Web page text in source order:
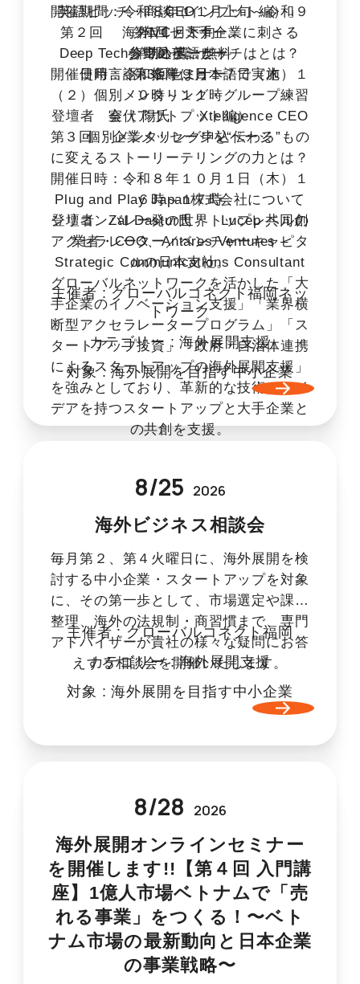
CEO
第２回 海外VC・大手企業に刺さる
Deep Tech分野の英語ピッチはとは？
開催日時：令和８年９月１７日（木）１
０時～１１時
登壇者 室伏 陽氏 Xtelligence CEO
第３回 企業メッセージを“伝わる”もの
に変えるストーリーテリングの力とは？
開催日時：令和８年１０月１日（木）１
６時～１７時
​登壇者 Zal Dastur氏 Lucep 共同創
業者・COO、Antares Ventures –
Strategic Communications Consultant
開催期間：令和８年１１月上旬～令和９
年１月下旬
参 加 費：無料
使用言語：指導は日本語で実施
英語ピッチ・商談（インプット編）」
第1回セミナー
第2回セミナー
第3回セミナー
申込ページ
（２）個別メンタリング・グループ練習
会（アウトプット編）
個別メンタリング申込ページ
Plug and Play Japan株式会社について
シリコンバレー発の世界トップレベルの
アクセラレーター／ベンチャーキャピタ
ルの日本支社。
グローバルネットワークを活かした「大
手企業のイノベーション支援」「業界横
断型アクセラレータープログラム」「ス
タートアップ投資」「政府・自治体連携
によるスタートアップの海外展開支援」
を強みとしており、革新的な技術やアイ
デアを持つスタートアップと大手企業と
の共創を支援。
主催者 :グローバルコネクト福岡ネッ
トワーク
カテゴリー :海外展開支援
対象 :海外展開を目指す中小企業
8/25 2026
海外ビジネス相談会
毎月第２、第４火曜日に、海外展開を検
討する中小企業・スタートアップを対象
に、その第一歩として、市場選定や課題
整理、海外の法規制・商習慣まで、専門
アドバイザーが貴社の様々な疑問にお答
えする相談会を開催いたします。
主催者 :グローバルコネクト福岡
カテゴリー :海外展開支援
対象 :海外展開を目指す中小企業
8/28 2026
海外展開オンラインセミナー
を開催します!!【第４回 入門講
座】1億人市場ベトナムで「売
れる事業」をつくる！〜ベト
ナム市場の最新動向と日本企業
の事業戦略〜